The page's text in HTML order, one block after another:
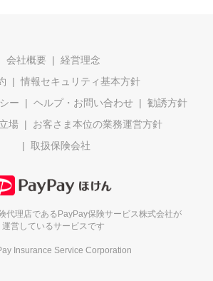
会社概要
経営理念
情報セキュリティ基本方針
ー
ヘルプ・お問い合わせ
勧誘方針
場
お客さま本位の業務運営方針
取扱保険会社
代理店である PayPay保険サービス株式会社が
運営しているサービスです
Insurance Service Corporation